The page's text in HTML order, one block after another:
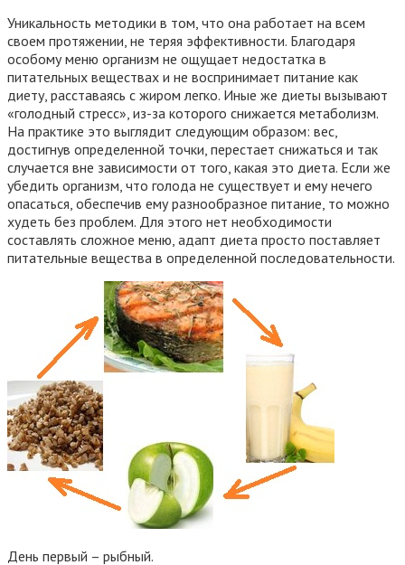
Уникальность методики в том, что она работает на всем
своем протяжении, не теряя эффективности. Благодаря
особому меню организм не ощущает недостатка в
питательных веществах и не воспринимает питание как
диету, расставаясь с жиром легко. Иные же диеты вызывают
«голодный стресс», из-за которого снижается метаболизм.
На практике это выглядит следующим образом: вес,
достигнув определенной точки, перестает снижаться и так
случается вне зависимости от того, какая это диета. Если же
убедить организм, что голода не существует и ему нечего
опасаться, обеспечив ему разнообразное питание, то можно
худеть без проблем. Для этого нет необходимости
составлять сложное меню, адапт диета просто поставляет
питательные вещества в определенной последовательности.
День первый – рыбный.